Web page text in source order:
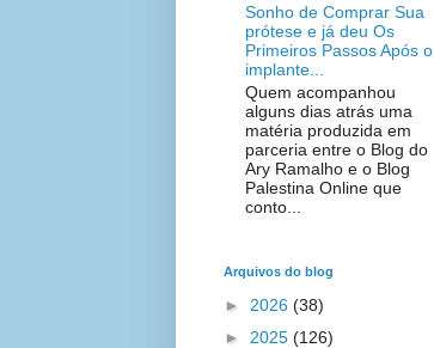
Sonho de Comprar Sua
prótese e já deu Os
Primeiros Passos Após o
implante...
Quem acompanhou
alguns dias atrás uma
matéria produzida em
parceria entre o Blog do
Ary Ramalho e o Blog
Palestina Online que
conto...
Arquivos do blog
► 2026 (38)
► 2025 (126)